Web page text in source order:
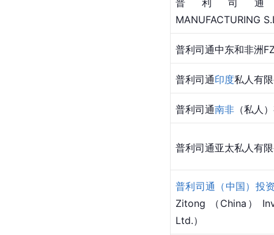
普利司通
MANUFACTURING
普利司通中东和非洲
普利司通印度私人有
普利司通南非 （私人
普利司通亚太私人有
普利司通（中国）投
Zitong （China）
Ltd.）